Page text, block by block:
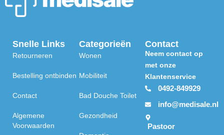
4
9
5
Snelle Links
Retourneren
Bestelling ontbinden
Contact
Algemene
Voorwaarden
Categorieën
Wonen
Mobiliteit
Bad Douche Toilet
Gezondheid
Contact
Neem contact op
met onze
Klantenservice
0492-849929
info@medisale.nl
Pastoor